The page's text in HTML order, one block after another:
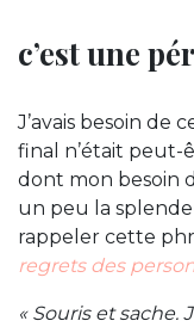
c’est une
J’avais besoin de
final n’était peut-
dont mon besoin
un peu la
rappeler cette
regrets des
« Souris et sache.